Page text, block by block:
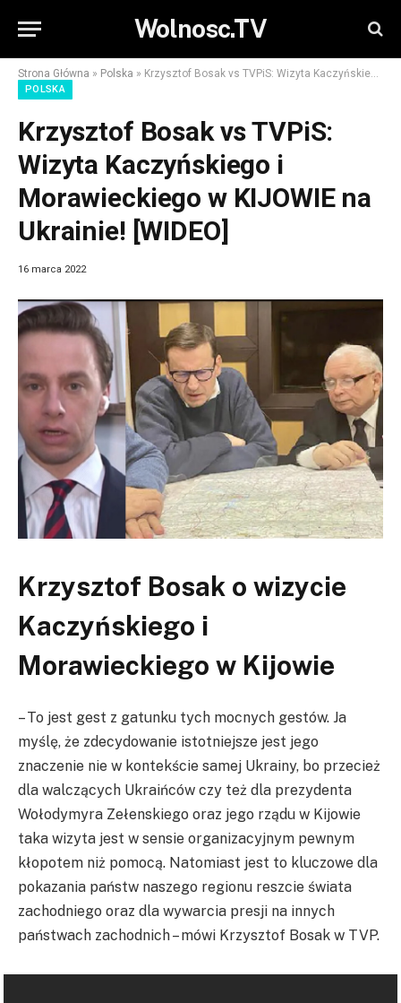
Wolnosc.TV
Strona Główna » Polska » Krzysztof Bosak vs TVPiS: Wizyta Kaczyńskiego i Morawieckiego w KIJOWIE na Ukrainie! [WIDEO]
POLSKA
Krzysztof Bosak vs TVPiS:
Wizyta Kaczyńskiego i
Morawieckiego w KIJOWIE na
Ukrainie! [WIDEO]
16 marca 2022
Krzysztof Bosak o wizycie
Kaczyńskiego i
Morawieckiego w Kijowie
– To jest gest z gatunku tych mocnych gestów. Ja
myślę, że zdecydowanie istotniejsze jest jego
znaczenie nie w kontekście samej Ukrainy, bo przecież
dla walczących Ukraińców czy też dla prezydenta
Wołodymyra Zełenskiego oraz jego rządu w Kijowie
taka wizyta jest w sensie organizacyjnym pewnym
kłopotem niż pomocą. Natomiast jest to kluczowe dla
pokazania państw naszego regionu reszcie świata
zachodniego oraz dla wywarcia presji na innych
państwach zachodnich – mówi Krzysztof Bosak w TVP.